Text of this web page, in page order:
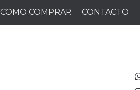
COMO COMPRAR CONTACTO